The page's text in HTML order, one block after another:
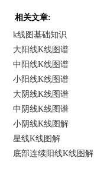
相关文章:
k线图基础知识
大阳线K线图谱
中阳线K线图谱
小阳线K线图谱
大阴线K线图谱
中阴线K线图谱
小阴线K线图解
星线K线图解
底部连续阳线K线图解